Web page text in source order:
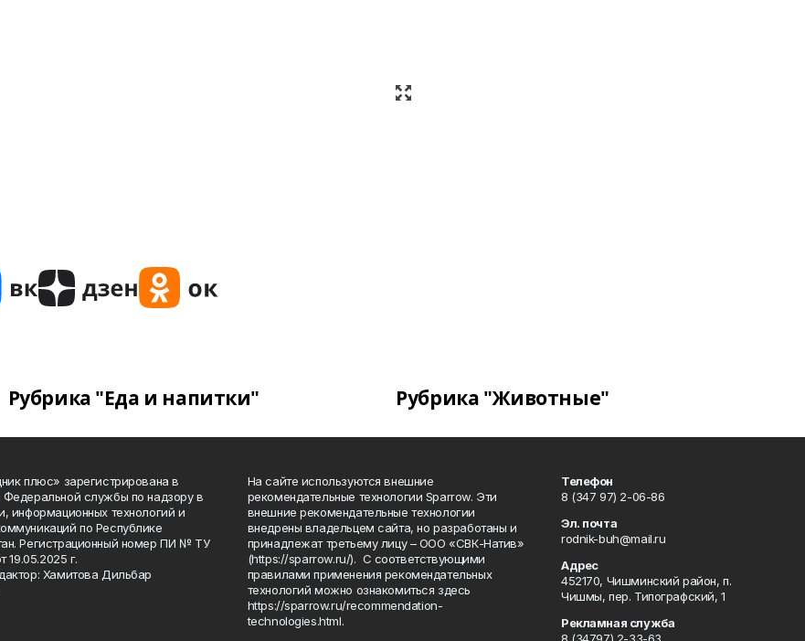
Рубрика "Еда и напитки" Рубрика "Животные"
плюс» зарегистрирована в
Федеральной службы по надзору в
информационных технологий и
по Республике
Регистрационный номер ПИ № ТУ
19.05.2025 г.
Хамитова Дильбар
На сайте используются внешние
рекомендательные технологии Sparrow. Эти
внешние рекомендательные технологии
внедрены владельцем сайта, но разработаны и
принадлежат третьему лицу – ООО «СВК-Натив»
(https://sparrow.ru/). С соответствующими
правилами применения рекомендательных
технологий можно ознакомиться здесь
https://sparrow.ru/recommendation-
technologies.html.
Телефон
8 (347 97) 2-06-86
Эл. почта
rodnik-buh@mail.ru
Адрес
452170, Чишминский район, п.
Чишмы, пер. Типографский, 1
Рекламная служба